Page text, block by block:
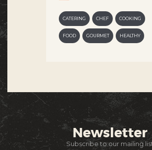
CATERING CHEF COOKING
FOOD GOURMET HEALTHY
Newsletter
Subscribe to our mailing